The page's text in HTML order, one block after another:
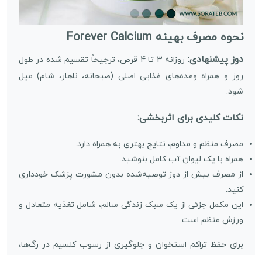
نحوه مصرف بهینه Forever Calcium
دوز پیشنهادی:
روزانه 3 تا 4 قرص، ترجیحاً تقسیم شده در طول
روز و همراه وعده‌های غذایی اصلی (صبحانه، ناهار، شام) میل
شود.
نکات کلیدی برای اثربخشی:
مصرف منظم و مداوم، نتایج بهتری به همراه دارد.
همراه با یک لیوان آب کامل بنوشید.
از مصرف بیش از دوز توصیه‌شده بدون مشورت پزشک خودداری
کنید.
این مکمل جزئی از یک سبک زندگی سالم، شامل تغذیه متعادل و
ورزش منظم است.
برای حفظ تراکم استخوان و جلوگیری از رسوب کلسیم در رگ‌ها،